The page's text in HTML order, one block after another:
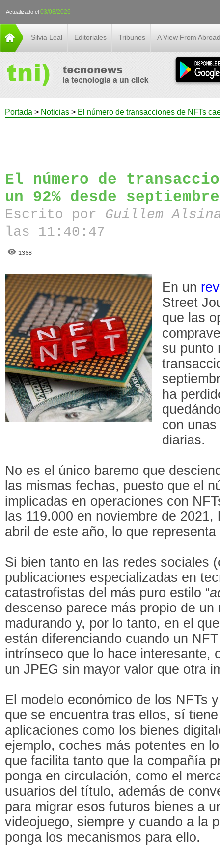
Actualizado el 03/08/2026
Silvia Leal Editoriales Tribunes A View From Abroad
Portada > Noticias > El número de transacciones de NFTs
El número de
un 92% desde septiembre
Escrito por Guillem
las 11:40:47
1368
En un
Street
que las
su punto
ha
con
diarias.
No es el único baremo que
las mismas fechas, puesto que el
implicadas en operaciones con
las 119.000 en noviembre de
abril de este año, lo que
Si bien tanto en las redes sociales
publicaciones especializadas en
catastrofistas del más puro estilo “
descenso parece más propio de un
madurando y, por lo tanto, en el
están diferenciando cuando un
intrínseco que lo hace interesante,
un JPEG sin mayor valor que otra
El modelo económico de los NFTs
que se encuentra tras ellos, sí
aplicaciones como los bienes
ejemplo, coches más potentes en
que facilita tanto que la compañía
ponga en circulación, como el
usuarios del título, además de
para migrar esos futuros bienes a
videojuego, siempre y cuando a la
ponga los mecanismos para ello.